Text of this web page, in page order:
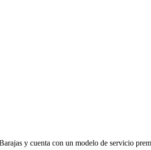
y cuenta con un modelo de servicio